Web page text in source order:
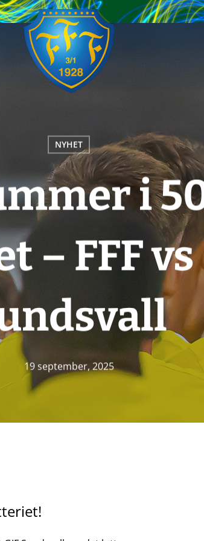
NYHET
i
– FFF vs
19 september, 2025